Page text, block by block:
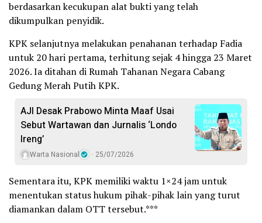
berdasarkan kecukupan alat bukti yang telah
dikumpulkan penyidik.
KPK selanjutnya melakukan penahanan terhadap Fadia
untuk 20 hari pertama, terhitung sejak 4 hingga 23 Maret
2026. Ia ditahan di Rumah Tahanan Negara Cabang
Gedung Merah Putih KPK.
AJI Desak Prabowo Minta Maaf Usai
Sebut Wartawan dan Jurnalis ‘Londo
Ireng’
Warta Nasional 25/07/2026
Sementara itu, KPK memiliki waktu 1×24 jam untuk
menentukan status hukum pihak-pihak lain yang turut
diamankan dalam OTT tersebut.***